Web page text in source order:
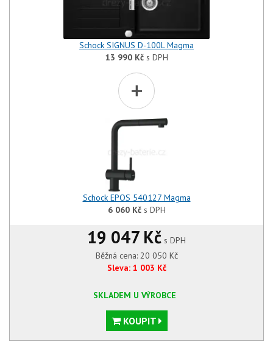
Schock SIGNUS D-100L Magma
13 990 Kčs DPH
+
Schock EPOS 540127 Magma
6 060 Kčs DPH
19 047 Kč s DPH
Běžná cena: 20 050 Kč
Sleva: 1 003 Kč
SKLADEM U VÝROBCE
KOUPIT